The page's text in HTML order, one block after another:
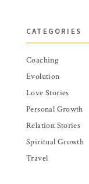
CATEGORIES
Coaching
Evolution
Love Stories
Personal Growth
Relation Stories
Spiritual Growth
Travel